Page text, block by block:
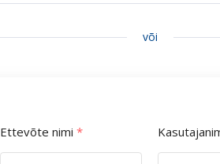
või
Ettevõte nimi *